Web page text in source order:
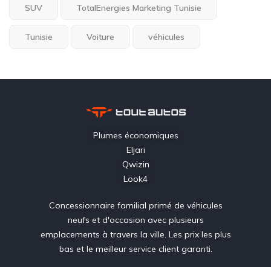
SUV TotalEnergies Marketing Tunisie
Tunisie Voiture véhicules
Plumes économiques
Eljari
Qwizin
Look4
Concessionnaire familial primé de véhicules
neufs et d'occasion avec plusieurs
emplacements à travers la ville. Les prix les plus
bas et le meilleur service client garanti.